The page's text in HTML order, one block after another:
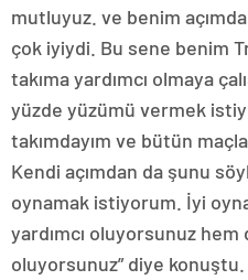
mutluyuz. ve benim
çok iyiydi. Bu sene benim
takıma yardımcı olmaya
yüzde yüzümü vermek
takımdayım ve bütün
Kendi açımdan da şunu
oynamak istiyorum. İyi
yardımcı oluyorsunuz hem
oluyorsunuz” diye konuştu.